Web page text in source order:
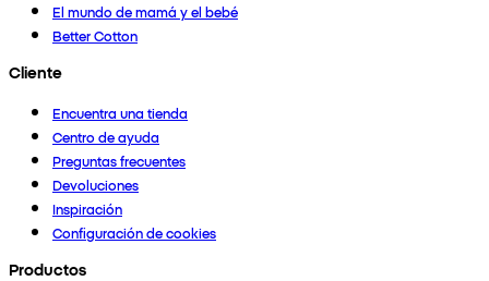
El mundo de mamá y el bebé
Better Cotton
Cliente
Encuentra una tienda
Centro de ayuda
Preguntas frecuentes
Devoluciones
Inspiración
Configuración de cookies
Productos